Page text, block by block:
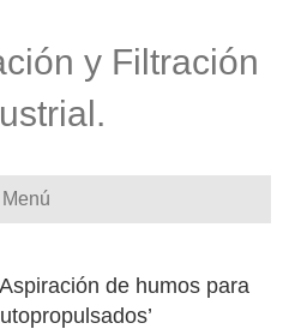
y Filtración
Menú
de humos para